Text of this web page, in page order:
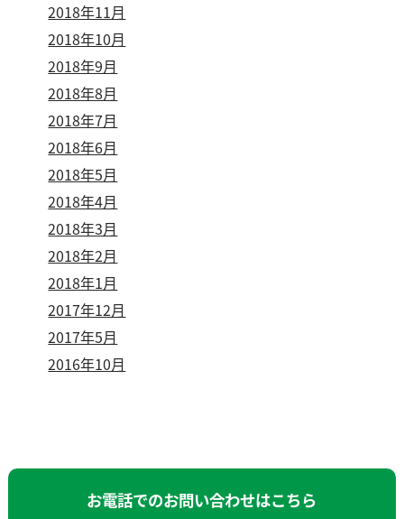
2018年11月
2018年10月
2018年9月
2018年8月
2018年7月
2018年6月
2018年5月
2018年4月
2018年3月
2018年2月
2018年1月
2017年12月
2017年5月
2016年10月
お電話でのお問い合わせはこちら